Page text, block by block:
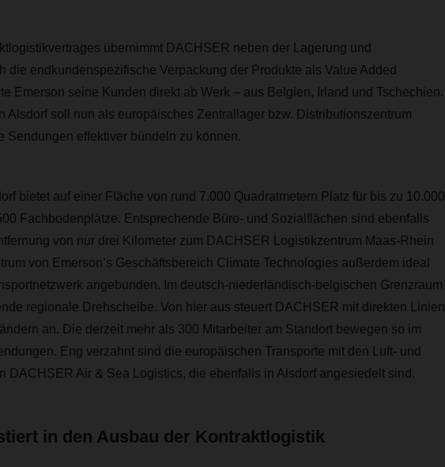
übernimmt DACHSER neben der Lagerung und
die endkundenspezifische Verpackung der Produkte als Value Added
Emerson seine Kunden direkt ab Werk – aus Belgien, Irland und Tschechien.
Alsdorf soll nun als europäisches Zentrallager bzw. Distributionszentrum
Sendungen effektiver bündeln zu können.
bietet auf einer Fläche von rund 7.000 Quadratmetern Platz für bis zu 10.000
Fachbodenplätze. Entsprechende Büro- und Sozialflächen sind ebenfalls
von nur drei Kilometer zum DACHSER Logistikzentrum Maas-Rhein
von Emerson’s Geschäftsbereich Climate Technologies außerdem ideal
angebunden. Im deutsch-niederländisch-belgischen Grenzraum
regionale Drehscheibe. Von hier aus steuert DACHSER mit direkten Linien
an. Die derzeit mehr als 300 Mitarbeiter am Standort bewegen so im
Eng verzahnt sind die europäischen Transporte mit den Luft- und
DACHSER Air & Sea Logistics, die ebenfalls in Alsdorf angesiedelt sind.
in den Ausbau der Kontraktlogistik